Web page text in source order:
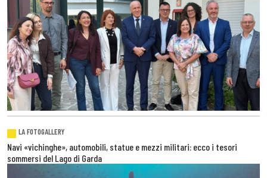
LA FOTOGALLERY
Navi «vichinghe», automobili, statue e mezzi militari: ecco i tesori
sommersi del Lago di Garda